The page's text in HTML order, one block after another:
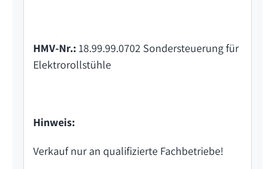
HMV-Nr.: 18.99.99.0702 Sondersteuerung für
Elektrorollstühle
Hinweis:
Verkauf nur an qualifizierte Fachbetriebe!